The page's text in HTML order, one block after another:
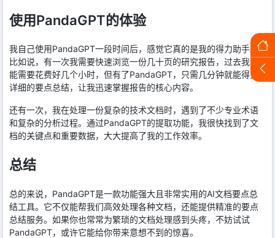
使用PandaGPT的体验
我自己使用PandaGPT一段时间后，感觉它真的是我的得力助手。
比如说，有一次我需要快速浏览一份几十页的研究报告，过去我可
能需要花费好几个小时，但有了PandaGPT，只需几分钟就能得到
详细的要点总结，让我迅速掌握报告的核心内容。
还有一次，我在处理一份复杂的技术文档时，遇到了不少专业术语
和复杂的分析过程。通过PandaGPT的提取功能，我很快找到了文
档的关键点和重要数据，大大提高了我的工作效率。
总结
总的来说，PandaGPT是一款功能强大且非常实用的AI文档要点总
结工具。它不仅能帮我们高效处理各种文档，还能提供精准的要点
总结服务。如果你也常常为繁琐的文档处理感到头疼，不妨试试
PandaGPT，或许它能给你带来意想不到的惊喜。